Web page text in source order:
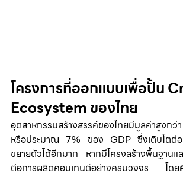
โครงการที่ออกแบบเพื่อปั้น
Ecosystem ของไทย
อุตสาหกรรมสร้างสรรค์ของไทยมีมูลค่าสูงกว่า
หรือประมาณ 7% ของ GDP ซึ่งเติบโตต่อ
ขยายตัวได้อีกมาก หากมีโครงสร้างพื้นฐานแ
ต่อการผลิตคอนเทนต์อย่างครบวงจร โดย